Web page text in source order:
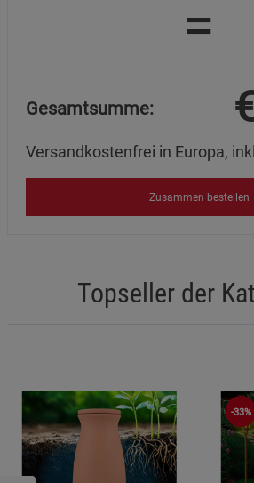
=
Gesamtsumme:
Versandkostenfrei in Europa,
Zusammen bestellen
Topseller der
-33%